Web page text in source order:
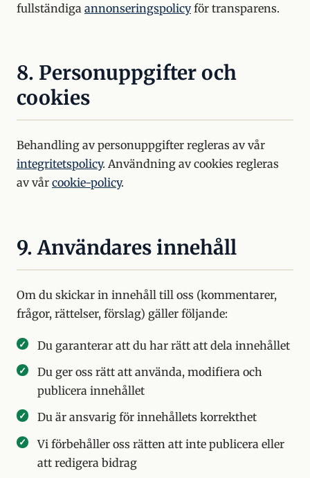
fullständiga annonseringspolicyför transparens.
8. Personuppgifter och
cookies
Behandling av personuppgifter regleras av vår
integritetspolicy. Användning av cookies regleras
av vår cookie-policy.
9. Användares innehåll
Om du skickar in innehåll till oss (kommentarer,
frågor, rättelser, förslag) gäller följande:
Du garanterar att du har rätt att dela innehållet
Du ger oss rätt att använda, modifiera och
publicera innehållet
Du är ansvarig för innehållets korrekthet
Vi förbehåller oss rätten att inte publicera eller
att redigera bidrag